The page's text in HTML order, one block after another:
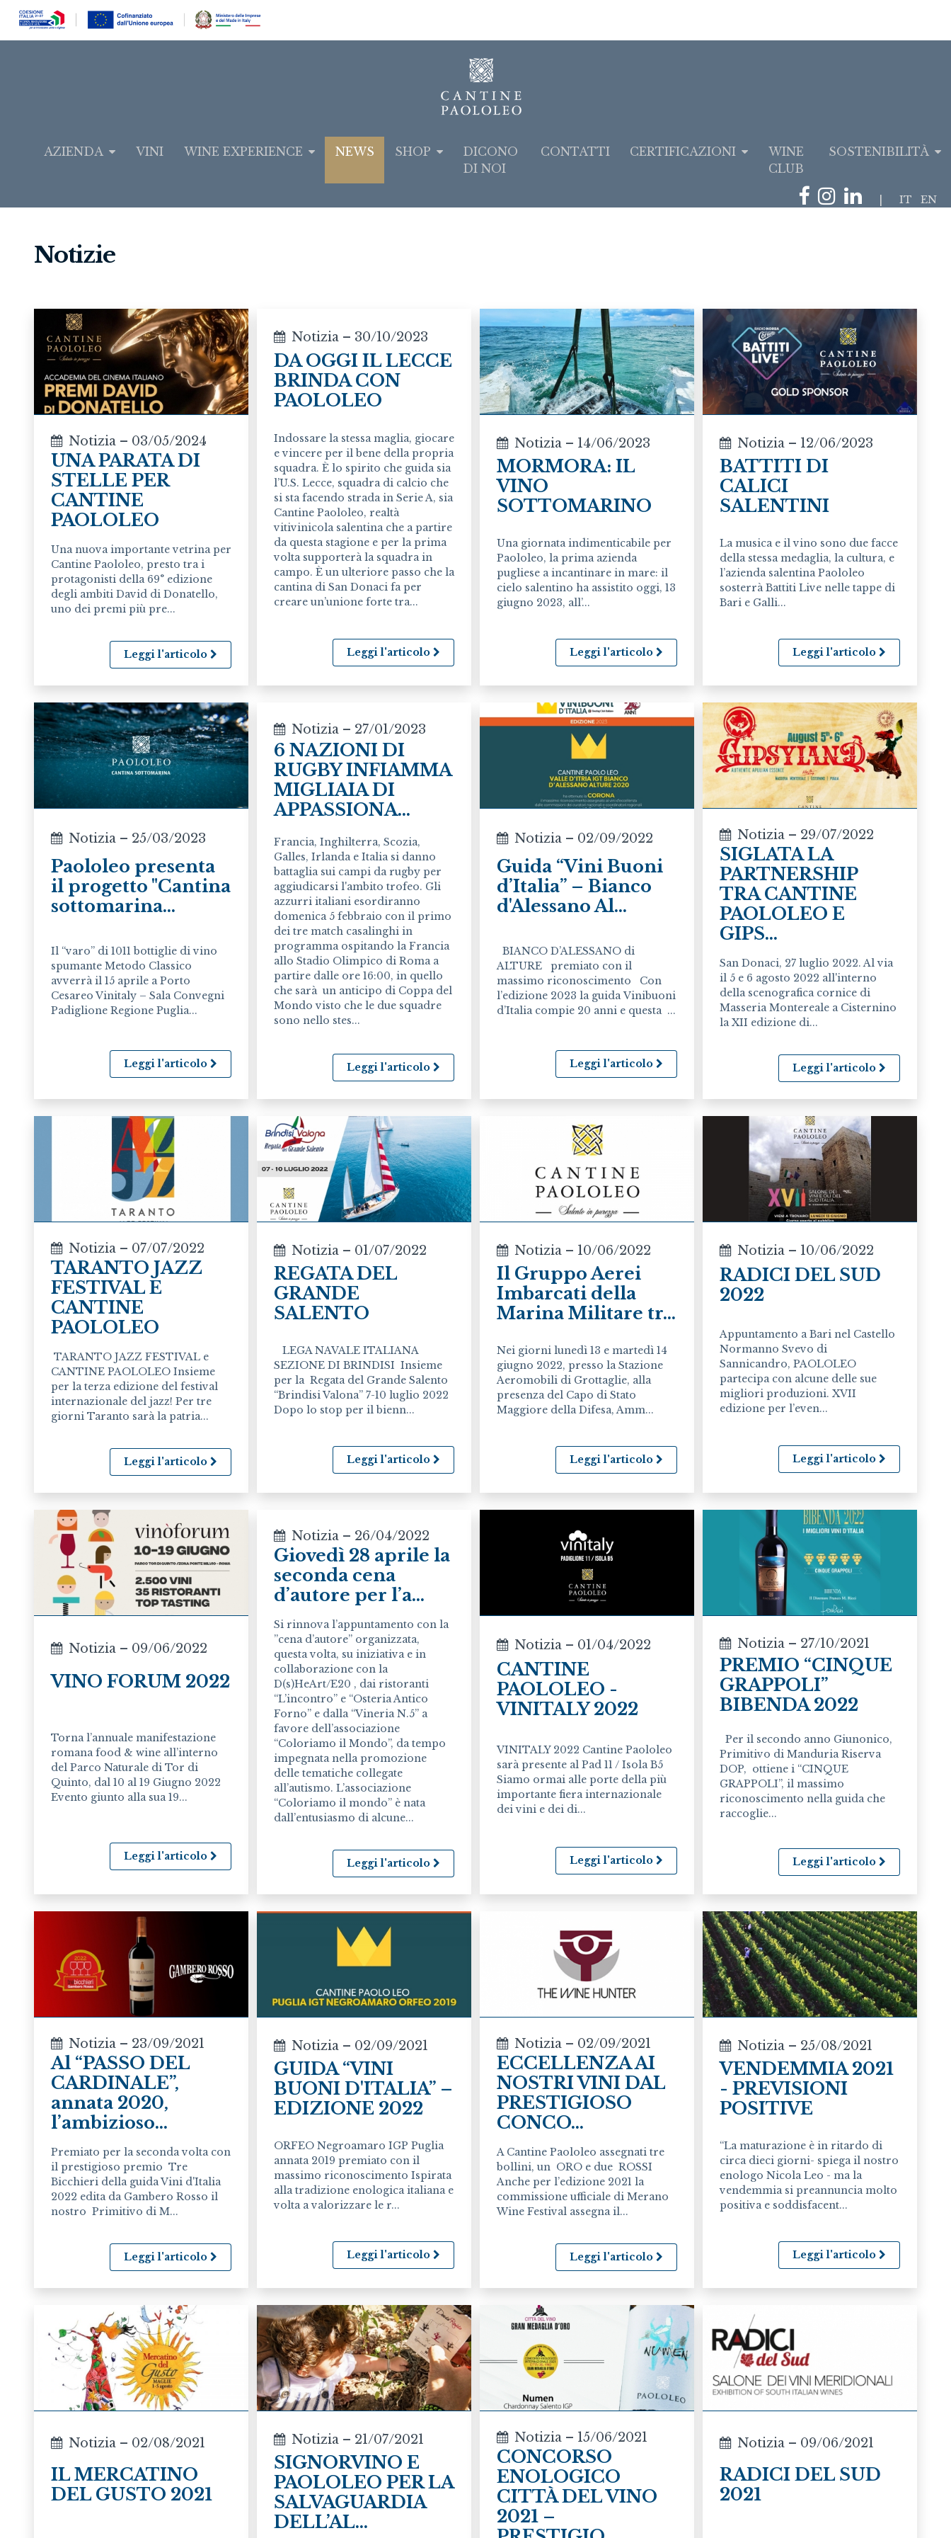
AZIENDA VINI WINE EXPERIENCE NEWS SHOP
DICONO
DI NOI
CONTATTI CERTIFICAZIONI
WINE
CLUB
SOSTENIBILITÀ
IT EN
Notizie
Notizia – 03/05/2024
UNA PARATA DI
STELLE PER
CANTINE
PAOLOLEO
Una nuova importante vetrina per
Cantine Paololeo, presto tra i
protagonisti della 69° edizione
degli ambiti David di Donatello,
uno dei premi più pre...
Leggi l'articolo
Notizia – 30/10/2023
DA OGGI IL LECCE
BRINDA CON
PAOLOLEO
Indossare la stessa maglia, giocare
e vincere per il bene della propria
squadra. È lo spirito che guida sia
l’U.S. Lecce, squadra di calcio che
si sta facendo strada in Serie A, sia
Cantine Paololeo, realtà
vitivinicola salentina che a partire
da questa stagione e per la prima
volta supporterà la squadra in
campo. È un ulteriore passo che la
cantina di San Donaci fa per
creare un’unione forte tra...
Leggi l'articolo
Notizia – 14/06/2023
MORMORA: IL
VINO
SOTTOMARINO
Una giornata indimenticabile per
Paololeo, la prima azienda
pugliese a incantinare in mare: il
cielo salentino ha assistito oggi, 13
giugno 2023, all’...
Leggi l'articolo
Notizia – 12/06/2023
BATTITI DI
CALICI
SALENTINI
La musica e il vino sono due facce
della stessa medaglia, la cultura, e
l’azienda salentina Paololeo
sosterrà Battiti Live nelle tappe di
Bari e Galli...
Leggi l'articolo
Notizia – 25/03/2023
Paololeo presenta
il progetto "Cantina
sottomarina...
Il “varo” di 1011 bottiglie di vino
spumante Metodo Classico
avverrà il 15 aprile a Porto
Cesareo Vinitaly – Sala Convegni
Padiglione Regione Puglia...
Leggi l'articolo
Notizia – 27/01/2023
6 NAZIONI DI
RUGBY INFIAMMA
MIGLIAIA DI
APPASSIONA...
Francia, Inghilterra, Scozia,
Galles, Irlanda e Italia si danno
battaglia sui campi da rugby per
aggiudicarsi l'ambito trofeo. Gli
azzurri italiani esordiranno
domenica 5 febbraio con il primo
dei tre match casalinghi in
programma ospitando la Francia
allo Stadio Olimpico di Roma a
partire dalle ore 16:00, in quello
che sarà un anticipo di Coppa del
Mondo visto che le due squadre
sono nello stes...
Leggi l'articolo
Notizia – 02/09/2022
Guida “Vini Buoni
d’Italia” – Bianco
d'Alessano Al...
BIANCO D’ALESSANO di
ALTURE premiato con il
massimo riconoscimento Con
l’edizione 2023 la guida Vinibuoni
d’Italia compie 20 anni e questa ...
Leggi l'articolo
Notizia – 29/07/2022
SIGLATA LA
PARTNERSHIP
TRA CANTINE
PAOLOLEO E
GIPS...
San Donaci, 27 luglio 2022. Al via
il 5 e 6 agosto 2022 all'interno
della scenografica cornice di
Masseria Montereale a Cisternino
la XII edizione di...
Leggi l'articolo
Notizia – 07/07/2022
TARANTO JAZZ
FESTIVAL E
CANTINE
PAOLOLEO
TARANTO JAZZ FESTIVAL e
CANTINE PAOLOLEO Insieme
per la terza edizione del festival
internazionale del jazz! Per tre
giorni Taranto sarà la patria...
Leggi l'articolo
Notizia – 01/07/2022
REGATA DEL
GRANDE
SALENTO
LEGA NAVALE ITALIANA
SEZIONE DI BRINDISI Insieme
per la Regata del Grande Salento
“Brindisi Valona” 7-10 luglio 2022
Dopo lo stop per il bienn...
Leggi l'articolo
Notizia – 10/06/2022
Il Gruppo Aerei
Imbarcati della
Marina Militare tr...
Nei giorni lunedì 13 e martedì 14
giugno 2022, presso la Stazione
Aeromobili di Grottaglie, alla
presenza del Capo di Stato
Maggiore della Difesa, Amm...
Leggi l'articolo
Notizia – 10/06/2022
RADICI DEL SUD
2022
Appuntamento a Bari nel Castello
Normanno Svevo di
Sannicandro, PAOLOLEO
partecipa con alcune delle sue
migliori produzioni. XVII
edizione per l’even...
Leggi l'articolo
Notizia – 09/06/2022
VINO FORUM 2022
Torna l’annuale manifestazione
romana food & wine all’interno
del Parco Naturale di Tor di
Quinto, dal 10 al 19 Giugno 2022
Evento giunto alla sua 19...
Leggi l'articolo
Notizia – 26/04/2022
Giovedì 28 aprile la
seconda cena
d’autore per l’a...
Si rinnova l’appuntamento con la
”cena d’autore” organizzata,
questa volta, su iniziativa e in
collaborazione con la
D(s)HeArt/E20 , dai ristoranti
“L’incontro” e “Osteria Antico
Forno” e dalla “Vineria N.5” a
favore dell’associazione
“Coloriamo il Mondo”, da tempo
impegnata nella promozione
delle tematiche collegate
all’autismo. L’associazione
“Coloriamo il mondo” è nata
dall’entusiasmo di alcune...
Leggi l'articolo
Notizia – 01/04/2022
CANTINE
PAOLOLEO -
VINITALY 2022
VINITALY 2022 Cantine Paololeo
sarà presente al Pad 11 / Isola B5
Siamo ormai alle porte della più
importante fiera internazionale
dei vini e dei di...
Leggi l'articolo
Notizia – 27/10/2021
PREMIO “CINQUE
GRAPPOLI”
BIBENDA 2022
Per il secondo anno Giunonico,
Primitivo di Manduria Riserva
DOP, ottiene i “CINQUE
GRAPPOLI”, il massimo
riconoscimento nella guida che
raccoglie...
Leggi l'articolo
Notizia – 23/09/2021
Al “PASSO DEL
CARDINALE”,
annata 2020,
l’ambizioso...
Premiato per la seconda volta con
il prestigioso premio Tre
Bicchieri della guida Vini d'Italia
2022 edita da Gambero Rosso il
nostro Primitivo di M...
Leggi l'articolo
Notizia – 02/09/2021
GUIDA “VINI
BUONI D'ITALIA” –
EDIZIONE 2022
ORFEO Negroamaro IGP Puglia
annata 2019 premiato con il
massimo riconoscimento Ispirata
alla tradizione enologica italiana e
volta a valorizzare le r...
Leggi l'articolo
Notizia – 02/09/2021
ECCELLENZA AI
NOSTRI VINI DAL
PRESTIGIOSO
CONCO...
A Cantine Paololeo assegnati tre
bollini, un ORO e due ROSSI
Anche per l’edizione 2021 la
commissione ufficiale di Merano
Wine Festival assegna il...
Leggi l'articolo
Notizia – 25/08/2021
VENDEMMIA 2021
- PREVISIONI
POSITIVE
“La maturazione è in ritardo di
circa dieci giorni- spiega il nostro
enologo Nicola Leo - ma la
vendemmia si preannuncia molto
positiva e soddisfacent...
Leggi l'articolo
Notizia – 02/08/2021
IL MERCATINO
DEL GUSTO 2021
Notizia – 21/07/2021
SIGNORVINO E
PAOLOLEO PER LA
SALVAGUARDIA
DELL’AL...
Notizia – 15/06/2021
CONCORSO
ENOLOGICO
CITTÀ DEL VINO
2021 –
Notizia – 09/06/2021
RADICI DEL SUD
2021